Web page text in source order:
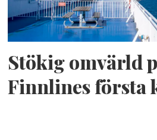
Stökig omvärld
Finnlines första